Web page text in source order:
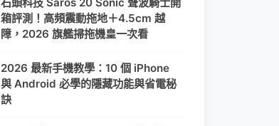
箱評測！高頻震動拖地＋4.5cm 越
障，2026 旗艦掃拖機皇一次看
2026 最新手機教學：10 個 iPhone
與 Android 必學的隱藏功能與省電秘
訣